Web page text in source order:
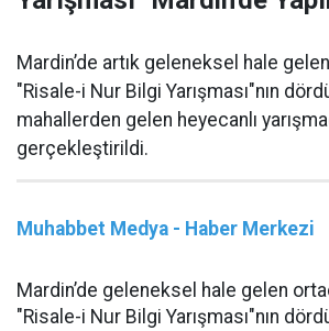
Mardin’de artık geleneksel hale
"Risale-i Nur Bilgi Yarışması"nın
mahallerden gelen heyecanlı
gerçekleştirildi.
Muhabbet Medya - Haber Merkezi
Mardin’de geleneksel hale gelen
"Risale-i Nur Bilgi Yarışması"nın